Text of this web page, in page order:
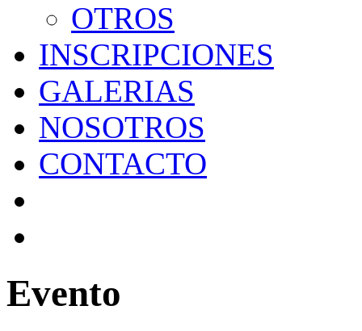
OTROS
INSCRIPCIONES
GALERIAS
NOSOTROS
CONTACTO
Evento